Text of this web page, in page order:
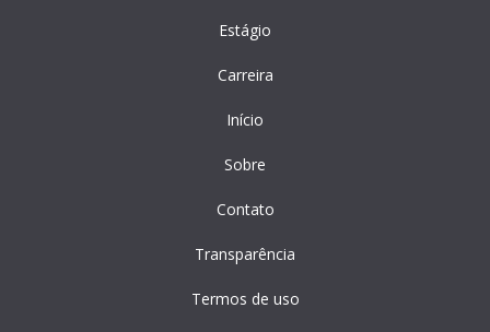
Estágio
Carreira
Início
Sobre
Contato
Transparência
Termos de uso